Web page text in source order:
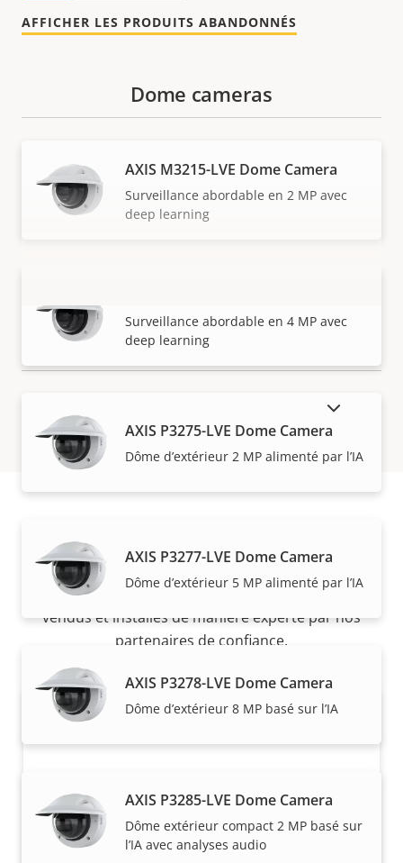
AFFICHER LES PRODUITS ABANDONNÉS
VOIR PLUS
Dome cameras
AXIS M3215-LVE Dome Camera
Surveillance abordable en 2 MP avec
deep learning
Surveillance abordable en 4 MP avec
deep learning
AXIS P3275-LVE Dome Camera
Dôme d’extérieur 2 MP alimenté par l’IA
AXIS P3277-LVE Dome Camera
Dôme d’extérieur 5 MP alimenté par l’IA
AXIS P3278-LVE Dome Camera
Dôme d’extérieur 8 MP basé sur l’IA
AXIS P3285-LVE Dome Camera
Dôme extérieur compact 2 MP basé sur
l’IA avec analyses audio
Acheter
Les solutions Axis et les produits individuels sont
vendus et installés de manière experte par nos
partenaires de confiance.
Vous voulez acheter des produits